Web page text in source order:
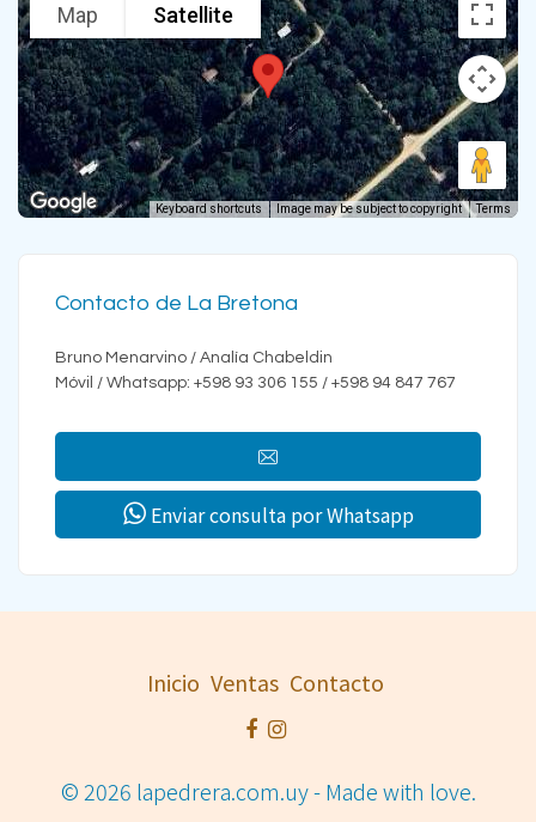
Map Satellite
Keyboard shortcuts Image may be subject to copyright Terms
Contacto de La Bretona
Bruno Menarvino / Analía Chabeldin
Móvil / Whatsapp: +598 93 306 155 / +598 94 847 767
Enviar consulta por Whatsapp
Inicio Ventas Contacto
© 2026 lapedrera.com.uy - Made with love.